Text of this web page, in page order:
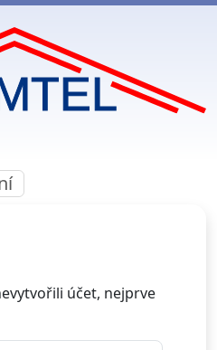
účet, nejprve